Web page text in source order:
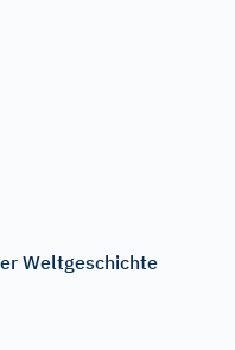
Weltgeschichte